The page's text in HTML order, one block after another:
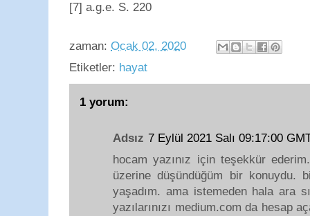
[7] a.g.e. S. 220
zaman: Ocak 02, 2020
Etiketler: hayat
1 yorum:
Adsız 7 Eylül 2021 Salı 09:17:00
hocam yazınız için teşekkür
üzerine düşündüğüm bir konuydu.
yaşadım. ama istemeden hala ara
yazılarınızı medium.com da hesap